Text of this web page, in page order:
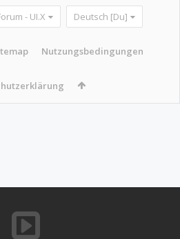
- UI.X Deutsch [Du]
Nutzungsbedingungen